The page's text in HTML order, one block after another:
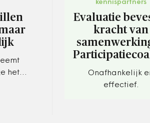
het
kennispartners
Evaluatie
kracht van
Onafhankelijk
effectief.